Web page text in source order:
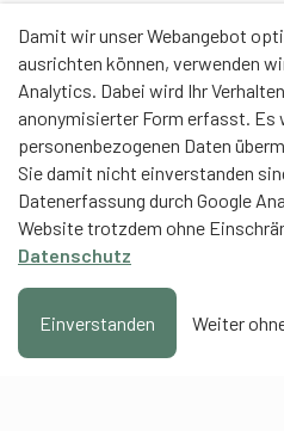
Damit wir unser Webangebot
ausrichten können, verwenden
Analytics. Dabei wird Ihr
anonymisierter Form erfasst. Es
personenbezogenen Daten
Sie damit nicht einverstanden
Datenerfassung durch Google
Website trotzdem ohne
Datenschutz
Einverstanden Weiter
Partner
Contentpartner
Eidgenössische
EHSM